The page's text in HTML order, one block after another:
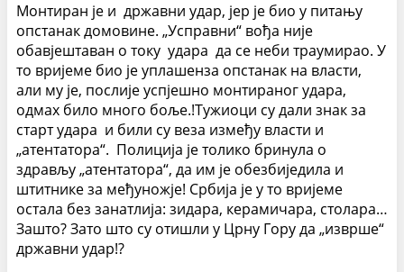
Монтиран је и државни удар, јер је био у питању
опстанак домовине. „Усправни“ вођа није
обавјештаван о току удара да се неби траумирао. У
то вријеме био је уплашенза опстанак на власти,
али му је, послије успјешно монтираног удара,
одмах било много боље.!Тужиоци су дали знак за
старт удара и били су веза између власти и
„атентатора“. Полиција је толико бринула о
здрављу „атентатора“, да им је обезбиједила и
штитнике за међуножје! Србија је у то вријеме
остала без занатлија: зидара, керамичара, столара…
Зашто? Зато што су отишли у Црну Гору да „изврше“
државни удар!?